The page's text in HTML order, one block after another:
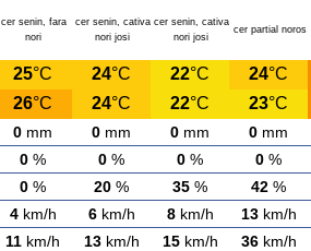
cer senin, fara
nori
cer senin, cativa
nori josi
cer senin, cativa
nori josi
cer partial noros
25°C 24°C 22°C 24°C
26°C 24°C 22°C 23°C
0 mm 0 mm 0 mm 0 mm
0 % 0 % 0 % 0 %
0 % 20 % 35 % 42 %
4km/h 6km/h 8km/h 13km/h
11 km/h 13km/h 15km/h 36km/h